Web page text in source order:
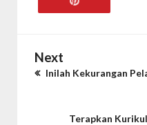
Next
Inilah Kekurangan
Terapkan